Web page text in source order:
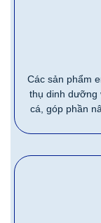
Các sản phẩm
thụ dinh dưỡng
cá, góp phần